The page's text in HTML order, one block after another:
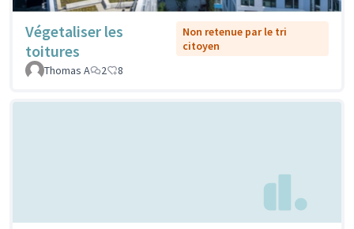
Végetaliser les
toitures
Non retenue par le tri
citoyen
Thomas A
2 8